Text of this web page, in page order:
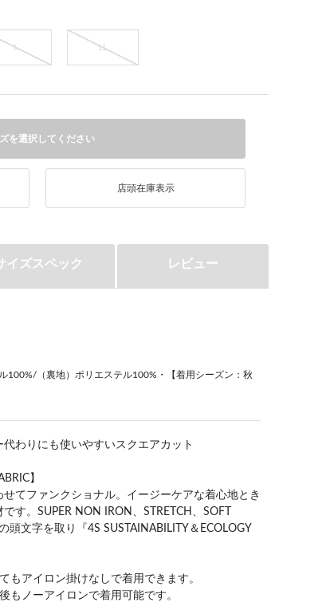
L LL
を選択してください
店頭在庫表示
イズスペック レビュー
100%/（裏地）ポリエステル100%・【着用シーズン：秋
わりにも使いやすいスクエアカット
】
てファンクショナル。イージーケアな着心地とき
す。SUPER NON IRON、STRETCH、SOFT
頭文字を取り『4S SUSTAINABILITY＆ECOLOGY
もアイロン掛けなしで着用できます。
もノーアイロンで着用可能です。